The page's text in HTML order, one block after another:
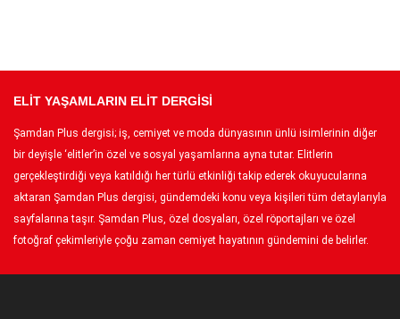
ELİT YAŞAMLARIN ELİT DERGİSİ
Şamdan Plus dergisi; iş, cemiyet ve moda dünyasının ünlü isimlerinin diğer
bir deyişle ‘elitler’in özel ve sosyal yaşamlarına ayna tutar. Elitlerin
gerçekleştirdiği veya katıldığı her türlü etkinliği takip ederek okuyucularına
aktaran Şamdan Plus dergisi, gündemdeki konu veya kişileri tüm detaylarıyla
sayfalarına taşır. Şamdan Plus, özel dosyaları, özel röportajları ve özel
fotoğraf çekimleriyle çoğu zaman cemiyet hayatının gündemini de belirler.